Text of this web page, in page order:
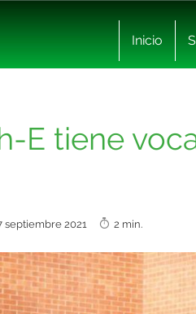
Inicio
E tiene
septiembre 2021 2 min.